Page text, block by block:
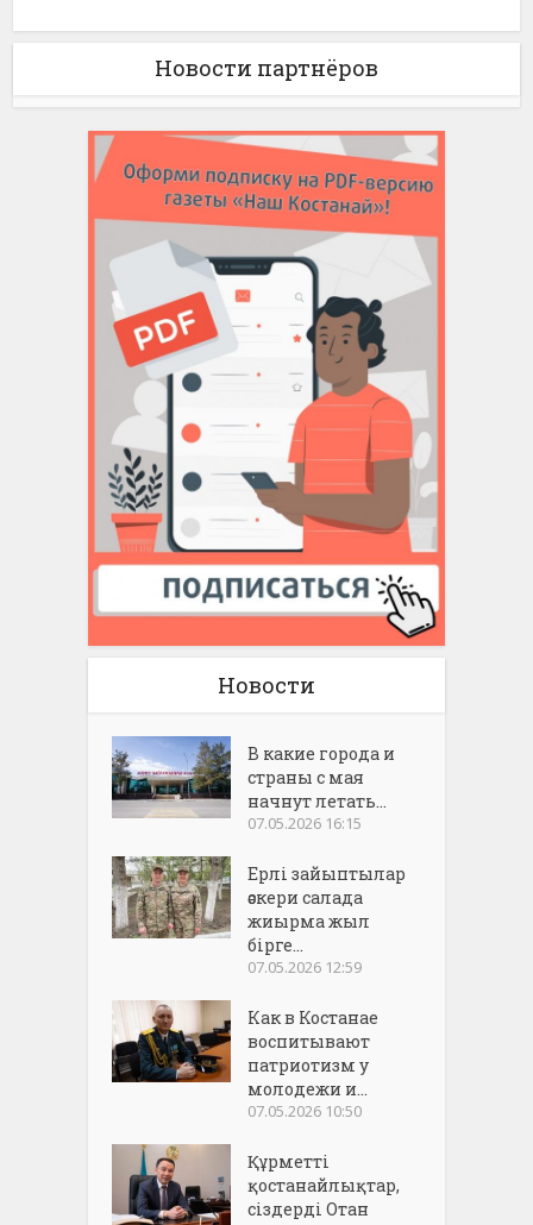
Новости партнёров
Новости
В какие города и
страны с мая
начнут летать...
07.05.2026 16:15
Ерлі зайыптылар
әскери салада
жиырма жыл
бірге...
07.05.2026 12:59
Как в Костанае
воспитывают
патриотизм у
молодежи и...
07.05.2026 10:50
Құрметті
қостанайлықтар,
сіздерді Отан